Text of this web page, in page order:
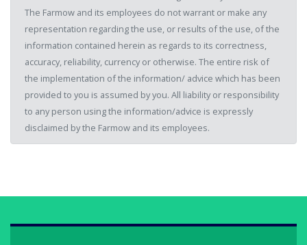
The Farmow and its employees do not warrant or make any
representation regarding the use, or results of the use, of the
information contained herein as regards to its correctness,
accuracy, reliability, currency or otherwise. The entire risk of
the implementation of the information/ advice which has been
provided to you is assumed by you. All liability or responsibility
to any person using the information/advice is expressly
disclaimed by the Farmow and its employees.